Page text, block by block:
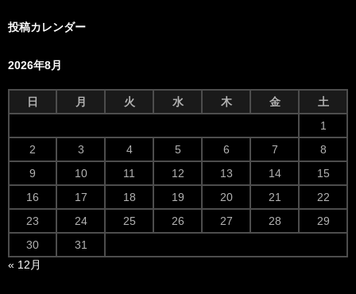
投稿カレンダー
2026年8月
日 月 火 水 木 金
土
1
2
3 4 5 6 7
8
9
10 11 12 13 14
15
16
17 18 19 20 21
22
23
24 25 26 27 28
29
30
31
« 12月